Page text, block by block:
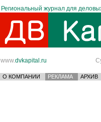
Региональный журнал для
www.dvkapital.ru
О КОМПАНИИ РЕКЛАМА АРХИВ